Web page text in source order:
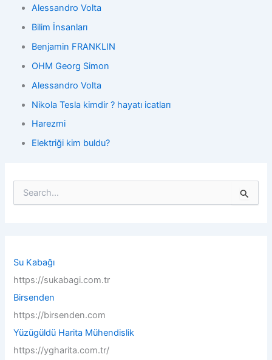
Alessandro Volta
Bilim İnsanları
Benjamin FRANKLIN
OHM Georg Simon
Alessandro Volta
Nikola Tesla kimdir ? hayatı icatları
Harezmi
Elektriği kim buldu?
f
r
:
Su Kabağı
https://sukabagi.com.tr
Birsenden
https://birsenden.com
Yüzügüldü Harita Mühendislik
https://ygharita.com.tr/